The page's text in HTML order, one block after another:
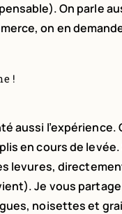
On parle
on en
!
aussi
en cours de
levures,
Je vous partage
noisettes et